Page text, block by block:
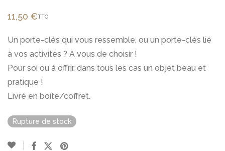
11,50 €TTC
Un porte-clés qui vous ressemble, ou un porte-clés lié
à vos activités ? A vous de choisir !
Pour soi ou à offrir, dans tous les cas un objet beau et
pratique !
Livré en boite/coffret.
Rupture de stock